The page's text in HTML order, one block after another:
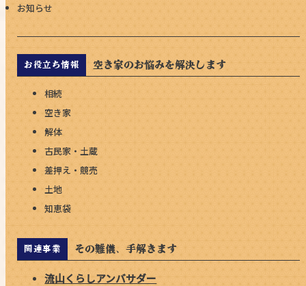
お知らせ
お役立ち情報 空き家のお悩みを解決します
相続
空き家
解体
古民家・土蔵
差押え・競売
土地
知恵袋
関連事業 その難儀、手解きます
流山くらしアンバサダー